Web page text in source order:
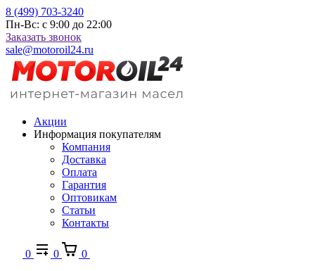
8 (499) 703-3240
Пн-Вс: с 9:00 до 22:00
Заказать звонок
sale@motoroil24.ru
Акции
Информация покупателям
Компания
Доставка
Оплата
Гарантия
Оптовикам
Статьи
Контакты
0 0
0